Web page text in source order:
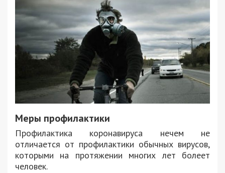
Меры профилактики
Профилактика коронавируса нечем не
отличается от профилактики обычных вирусов,
которыми на протяжении многих лет болеет
человек.